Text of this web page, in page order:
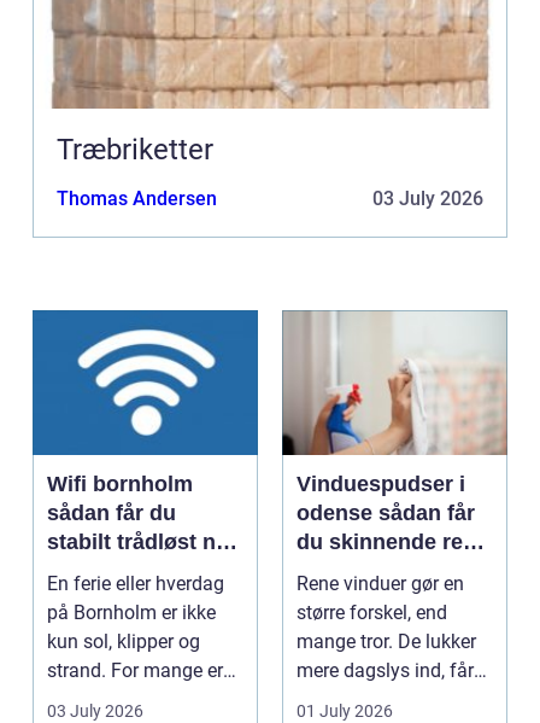
Træbriketter
Thomas Andersen 03 July 2026
Wifi bornholm
sådan får du
stabilt trådløst net
på klippeøen
En ferie eller hverdag
på Bornholm er ikke
kun sol, klipper og
strand. For mange er
en stabil intern...
03 July 2026
Vinduespudser i
odense sådan får
du skinnende rene
ruder året rundt
Rene vinduer gør en
større forskel, end
mange tror. De lukker
mere dagslys ind, får
hjem og erhvervs...
01 July 2026